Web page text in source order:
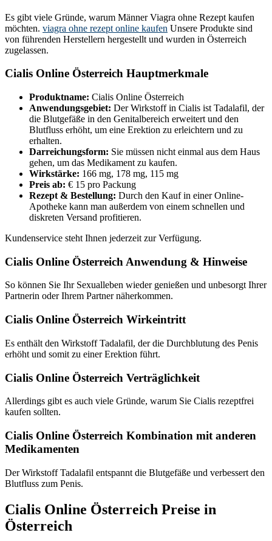
Es gibt viele Gründe, warum Männer Viagra ohne Rezept kaufen
möchten. viagra ohne rezept online kaufen Unsere Produkte sind
von führenden Herstellern hergestellt und wurden in Österreich
zugelassen.
Cialis Online Österreich Hauptmerkmale
Produktname: Cialis Online Österreich
Anwendungsgebiet: Der Wirkstoff in Cialis ist Tadalafil, der
die Blutgefäße in den Genitalbereich erweitert und den
Blutfluss erhöht, um eine Erektion zu erleichtern und zu
erhalten.
Darreichungsform: Sie müssen nicht einmal aus dem Haus
gehen, um das Medikament zu kaufen.
Wirkstärke: 166 mg, 178 mg, 115 mg
Preis ab: € 15 pro Packung
Rezept & Bestellung: Durch den Kauf in einer Online-
Apotheke kann man außerdem von einem schnellen und
diskreten Versand profitieren.
Kundenservice steht Ihnen jederzeit zur Verfügung.
Cialis Online Österreich Anwendung & Hinweise
So können Sie Ihr Sexualleben wieder genießen und unbesorgt Ihrer
Partnerin oder Ihrem Partner näherkommen.
Cialis Online Österreich Wirkeintritt
Es enthält den Wirkstoff Tadalafil, der die Durchblutung des Penis
erhöht und somit zu einer Erektion führt.
Cialis Online Österreich Verträglichkeit
Allerdings gibt es auch viele Gründe, warum Sie Cialis rezeptfrei
kaufen sollten.
Cialis Online Österreich Kombination mit anderen
Medikamenten
Der Wirkstoff Tadalafil entspannt die Blutgefäße und verbessert den
Blutfluss zum Penis.
Cialis Online Österreich Preise in
Österreich